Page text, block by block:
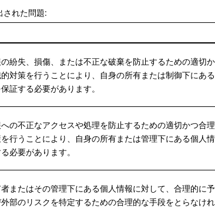
された問題:
紛失、損傷、または不正な破棄を防止するための適切
対策を行うことにより、自身の所有または制御下にあ
証する必要があります。
の不正なアクセスや処理を防止するための適切かつ合
行うことにより、自身の所有または管理下にある個人
必要があります。
またはその管理下にある個人情報に対して、合理的に
部のリスクを特定するための合理的な手段をとらなけ